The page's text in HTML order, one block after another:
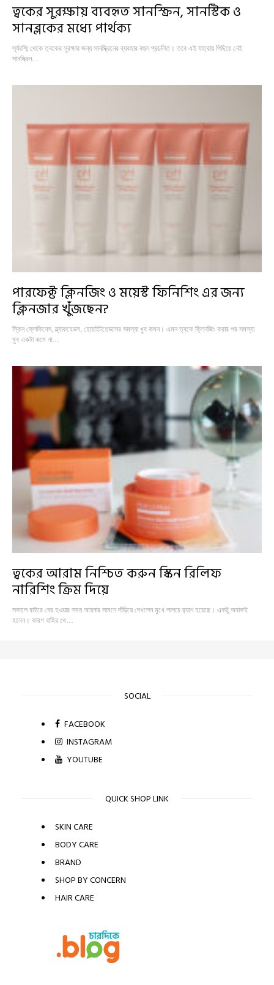
ত্বকের সুরক্ষায় ব্যবহৃত সানস্ক্রিন, সানস্টিক ও
সানব্লকের মধ্যে পার্থক্য
সূর্যরশ্মি থেকে ত্বকের সুরক্ষার জন্য সানস্ক্রিনের ব্যবহার বহুল প্রচলিত। তবে এই যাত্রায় পিছিয়ে নেই
সানস্ক্রিন…
পারফেক্ট ক্লিনজিং ও ময়েস্ট ফিনিশিং এর জন্য
ক্লিনজার খুঁজছেন?
স্কিন ফ্লেকিনেস, ব্ল্যাকহেডস, হোয়াইটহেডসের সমস্যা খুব কমন। এমন ত্বকে ক্লিনজিং করার পর সমস্যা
খুব একটা কমে না…
ত্বকের আরাম নিশ্চিত করুন স্কিন রিলিফ
নারিশিং ক্রিম দিয়ে
সকালে বাইরে বের হওয়ার সময় আয়নার সামনে দাঁড়িয়ে দেখলেন মুখে লালচে র‍্যাশ হয়েছে। একটু অবাকই
হলেন। কারণ বাহির থে…
SOCIAL
FACEBOOK
INSTAGRAM
YOUTUBE
QUICK SHOP LINK
SKIN CARE
BODY CARE
BRAND
SHOP BY CONCERN
HAIR CARE